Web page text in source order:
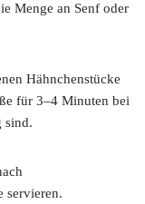
Menge an Senf oder
Hähnchenstücke
für 3–4 Minuten bei
sind.
servieren.